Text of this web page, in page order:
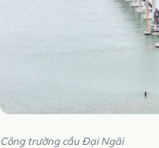
Công trường cầu Đại Ngãi